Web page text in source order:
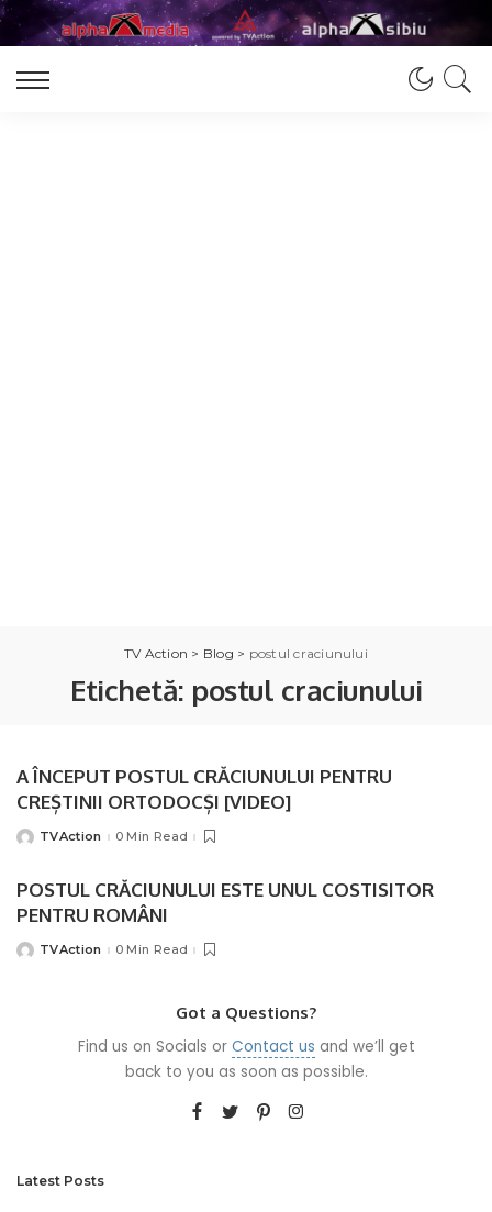
TV Action > Blog > postul craciunului
Etichetă: postul craciunului
A ÎNCEPUT POSTUL CRĂCIUNULUI PENTRU
CREȘTINII ORTODOCȘI [VIDEO]
PostedTVAction 0 Min Read
POSTUL CRĂCIUNULUI ESTE UNUL COSTISITOR
PENTRU ROMÂNI
PostedTVAction 0 Min Read
Got a Questions?
Find us on Socials or Contact us and we’ll get
back to you as soon as possible.
Latest Posts